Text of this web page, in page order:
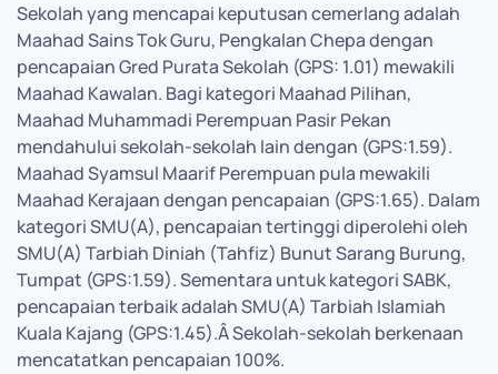
Sekolah yang mencapai keputusan cemerlang adalah
Maahad Sains Tok Guru, Pengkalan Chepa dengan
pencapaian Gred Purata Sekolah (GPS: 1.01) mewakili
Maahad Kawalan. Bagi kategori Maahad Pilihan,
Maahad Muhammadi Perempuan Pasir Pekan
mendahului sekolah-sekolah lain dengan (GPS:1.59).
Maahad Syamsul Maarif Perempuan pula mewakili
Maahad Kerajaan dengan pencapaian (GPS:1.65). Dalam
kategori SMU(A), pencapaian tertinggi diperolehi oleh
SMU(A) Tarbiah Diniah (Tahfiz) Bunut Sarang Burung,
Tumpat (GPS:1.59). Sementara untuk kategori SABK,
pencapaian terbaik adalah SMU(A) Tarbiah Islamiah
Kuala Kajang (GPS:1.45).Â Sekolah-sekolah berkenaan
mencatatkan pencapaian 100%.